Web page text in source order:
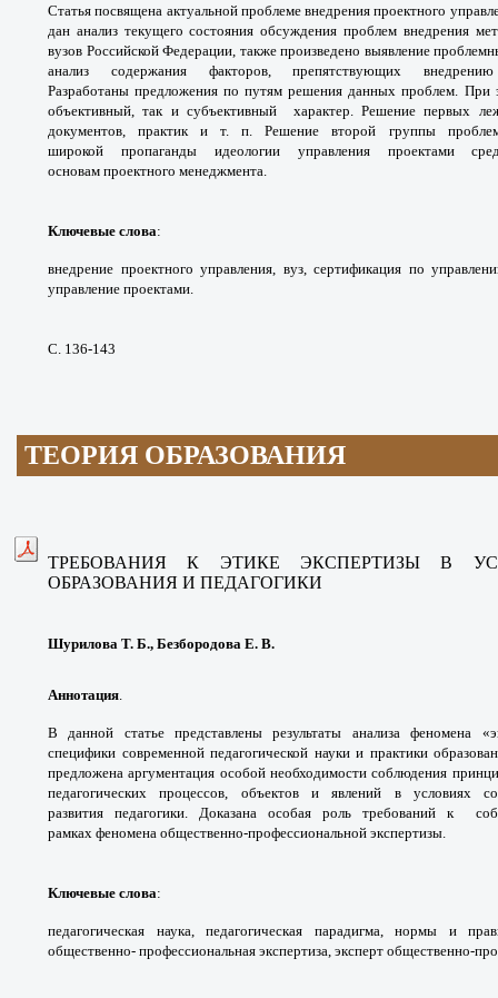
Статья посвящена актуальной проблеме внедрения проектного
дан анализ текущего состояния обсуждения проблем внедрения
вузов Российской Федерации, такжепроизведено выявление
анализ содержания факторов, препятствующих
Разработаныпредложения по путям решения данныхпроблем. При
объективный, так и субъективный характер. Решение первых
документов, практики т. п. Решение второй группы
широкой пропаганды идеологии управления проектами
основам проектного менеджмента.
Ключевые слова:
внедрение проектного управления, вуз, сертификация по
управление проектами.
С. 136-143
ТЕОРИЯ ОБРАЗОВАНИЯ
ТРЕБОВАНИЯ К ЭТИКЕ ЭКСПЕРТИЗЫВ
ОБРАЗОВАНИЯ И ПЕДАГОГИКИ
Шурилова Т. Б., Безбородова Е. В.
Аннотация.
В данной статье представленырезультаты анализа феномена
специфики современной педагогической науки и практики
предложена аргументация особойнеобходимости соблюдения
педагогическихпроцессов, объектов и явлений в условиях
развития педагогики. Доказана особая роль требований к
рамках феномена общественно-профессиональной экспертизы.
Ключевые слова:
педагогическая наука, педагогическая парадигма, нормы и
общественно- профессиональная экспертиза, эксперт общественно-